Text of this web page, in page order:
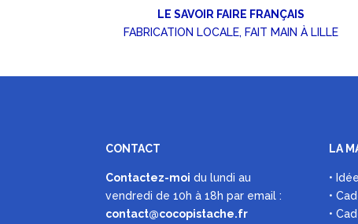
LE SAVOIR FAIRE FRANÇAIS
FABRICATION LOCALE, FAIT MAIN À LILLE
CONTACT
Contactez-moi du lundi au
vendredi de 10h à 18h par email :
contact@cocopistache.fr
LA
•
•
•